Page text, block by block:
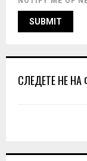
СЛЕДЕТЕ НЕ НА